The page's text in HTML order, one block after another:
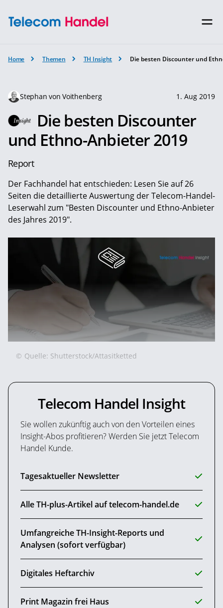
Home Themen TH Insight Die besten Discounter und
Stephan von Voithenberg 1. Aug 2019
Die besten Discounter
und Ethno-Anbieter 2019
Report
Der Fachhandel hat entschieden: Lesen Sie auf 26
Seiten die detaillierte Auswertung der Telecom-Handel-
Leserwahl zum "Besten Discounter und Ethno-Anbieter
des Jahres 2019".
© Quelle: Shutterstock/Attasitketted
Telecom Handel Insight
Sie wollen zukünftig auch von den Vorteilen eines
Insight-Abos profitieren? Werden Sie jetzt Telecom
Handel Kunde.
Tagesaktueller Newsletter
Alle TH-plus-Artikel auf telecom-handel.de
Umfangreiche TH-Insight-Reports und
Analysen (sofort verfügbar)
Digitales Heftarchiv
Print Magazin frei Haus